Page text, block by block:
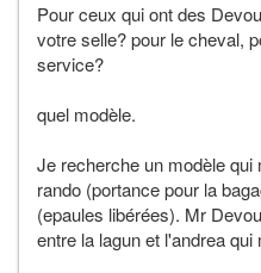
Pour ceux qui ont des
votre selle? pour le cheval,
service?
quel modèle.
Je recherche un modèle qui
rando (portance pour la
(epaules libérées). Mr
entre la lagun et l'andrea qui